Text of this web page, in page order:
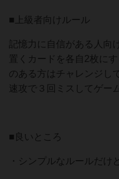
■上級者向けルール
記憶力に自信がある人向
置くカードを各自2枚に
のある方はチャレンジし
速攻で３回ミスしてゲー
■良いところ
・シンプルなルールだけ